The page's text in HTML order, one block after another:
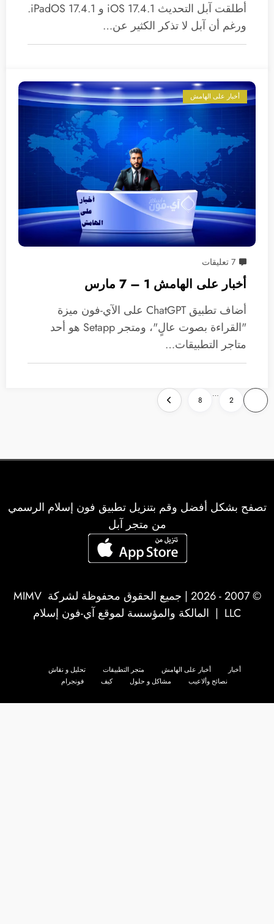
أطلقت آبل التحديث iOS 17.4.1 و iPadOS 17.4.1.
ورغم أن آبل لا تذكر الكثير عن…
أخبار على الهامش
7 تعليقات
أخبار على الهامش 1 – 7 مارس
أضاف تطبيق ChatGPT على الآي-فون ميزة
"القراءة بصوت عالٍ"، ومتجر Setapp هو أحد
متاجر التطبيقات…
تعدد
صفحات
2
…
8
تصفح بشكل أفضل وقم بتنزيل تطبيق فون إسلام الرسمي
من متجر آبل
© 2007 - 2026 | جميع الحقوق محفوظة لشركة
MIMV
LLC | المالكة والمؤسسة لموقع آي-فون إسلام
أخبار أخبار على الهامش متجر التطبيقات
تحليل و نقاش
نصائح وألاعيب
مشاكل و حلول كيف فونجرام